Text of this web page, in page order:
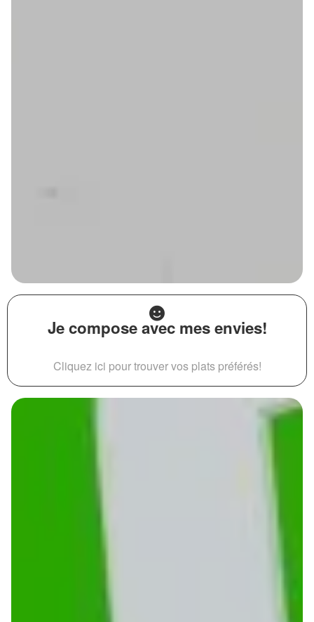
Je compose avec mes envies!
Cliquez ici pour trouver vos plats préférés!